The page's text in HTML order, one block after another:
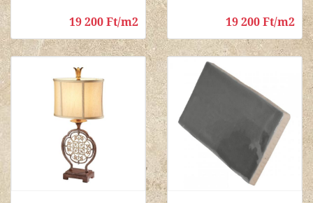
19 200 Ft/m2 19 200 Ft/m2